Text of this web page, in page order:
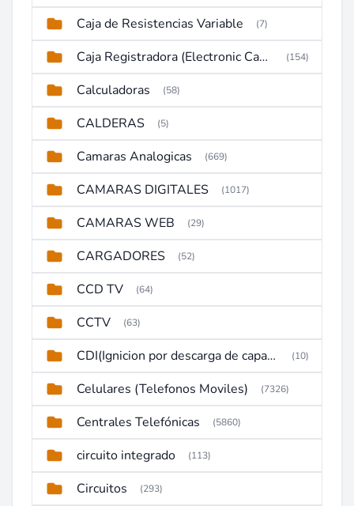
Caja de Resistencias Variable (7)
Caja Registradora (Electronic Cash Register) (154)
Calculadoras (58)
CALDERAS (5)
Camaras Analogicas (669)
CAMARAS DIGITALES (1017)
CAMARAS WEB (29)
CARGADORES (52)
CCD TV (64)
CCTV (63)
CDI(Ignicion por descarga de capacitor) (10)
Celulares (Telefonos Moviles) (7326)
Centrales Telefónicas (5860)
circuito integrado (113)
Circuitos (293)